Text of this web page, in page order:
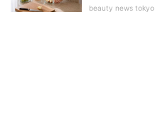
beauty news tokyo